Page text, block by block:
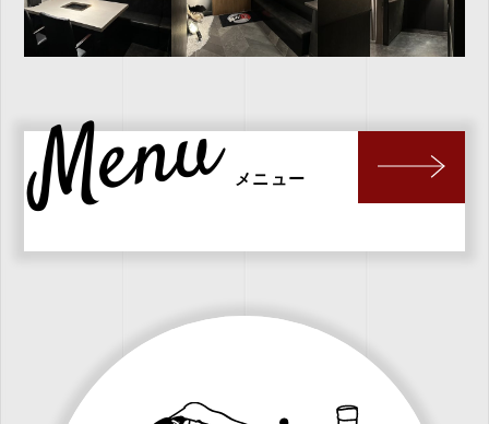
Menu メニュー